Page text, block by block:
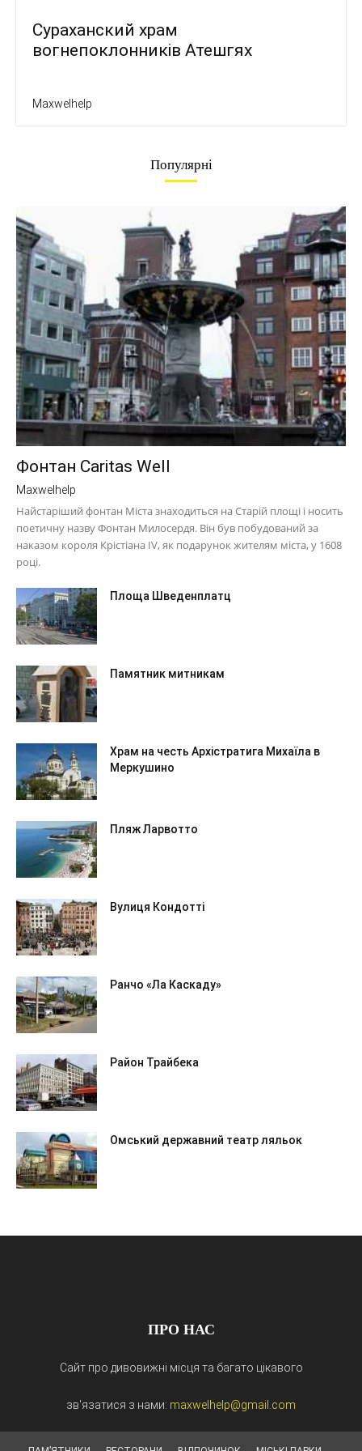
Сураханский храм
вогнепоклонників Атешгях
Maxwelhelp
Популярні
Фонтан Caritas Well
Maxwelhelp
Найстаріший фонтан Міста знаходиться на Старій площі і носить
поетичну назву Фонтан Милосердя. Він був побудований за
наказом короля Крістіана IV, як подарунок жителям міста, у 1608
році.
Площа Шведенплатц
Памятник митникам
Храм на честь Архістратига Михаїла в
Меркушино
Пляж Ларвотто
Вулиця Кондотті
Ранчо «Ла Каскаду»
Район Трайбека
Омський державний театр ляльок
ПРО НАС
Сайт про дивовижні місця та багато цікавого
зв'язатися з нами: maxwelhelp@gmail.com